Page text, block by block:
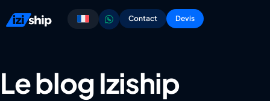
Contact Devis
Le blog Iziship